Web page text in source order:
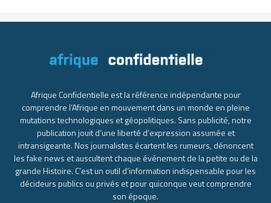
Afrique Confidentielle est la référence indépendante pour
comprendre l’Afrique en mouvement dans un monde en pleine
mutations technologiques et géopolitiques. Sans publicité, notre
publication jouit d’une liberté d’expression assumée et
intransigeante. Nos journalistes écartent les rumeurs, dénoncent
les fake news et auscultent chaque événement de la petite ou de la
grande Histoire. C’est un outil d’information indispensable pour les
décideurs publics ou privés et pour quiconque veut comprendre
son époque.